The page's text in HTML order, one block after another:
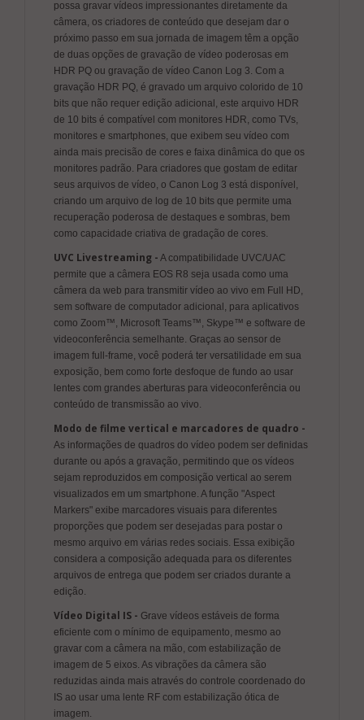
possa gravar vídeos impressionantes diretamente da
câmera, os criadores de conteúdo que desejam dar o
próximo passo em sua jornada de imagem têm a opção
de duas opções de gravação de vídeo poderosas em
HDR PQ ou gravação de vídeo Canon Log 3. Com a
gravação HDR PQ, é gravado um arquivo colorido de 10
bits que não requer edição adicional, este arquivo HDR
de 10 bits é compatível com monitores HDR, como TVs,
monitores e smartphones, que exibem seu vídeo com
ainda mais precisão de cores e faixa dinâmica do que os
monitores padrão. Para criadores que gostam de editar
seus arquivos de vídeo, o Canon Log 3 está disponível,
criando um arquivo de log de 10 bits que permite uma
recuperação poderosa de destaques e sombras, bem
como capacidade criativa de gradação de cores.
UVC Livestreaming - A compatibilidade UVC/UAC
permite que a câmera EOS R8 seja usada como uma
câmera da web para transmitir vídeo ao vivo em Full HD,
sem software de computador adicional, para aplicativos
como Zoom™, Microsoft Teams™, Skype™ e software de
videoconferência semelhante. Graças ao sensor de
imagem full-frame, você poderá ter versatilidade em sua
exposição, bem como forte desfoque de fundo ao usar
lentes com grandes aberturas para videoconferência ou
conteúdo de transmissão ao vivo.
Modo de filme vertical e marcadores de quadro -
As informações de quadros do vídeo podem ser definidas
durante ou após a gravação, permitindo que os vídeos
sejam reproduzidos em composição vertical ao serem
visualizados em um smartphone. A função "Aspect
Markers" exibe marcadores visuais para diferentes
proporções que podem ser desejadas para postar o
mesmo arquivo em várias redes sociais. Essa exibição
considera a composição adequada para os diferentes
arquivos de entrega que podem ser criados durante a
edição.
Vídeo Digital IS - Grave vídeos estáveis de forma
eficiente com o mínimo de equipamento, mesmo ao
gravar com a câmera na mão, com estabilização de
imagem de 5 eixos. As vibrações da câmera são
reduzidas ainda mais através do controle coordenado do
IS ao usar uma lente RF com estabilização ótica de
imagem.